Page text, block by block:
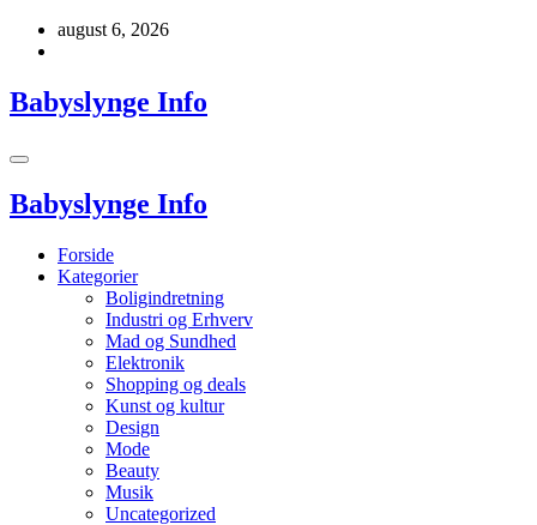
Videreaugust 6, 2026
Babyslynge Info
Babyslynge Info
Forside
Kategorier
Boligindretning
Industri og Erhverv
Mad og Sundhed
Elektronik
Shopping og deals
Kunst og kultur
Design
Mode
Beauty
Musik
Uncategorized